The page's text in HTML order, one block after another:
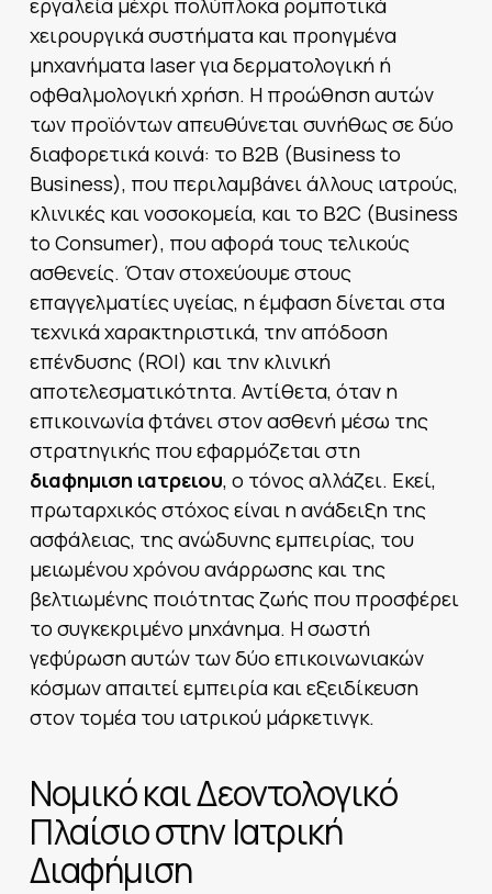
εργαλεία μέχρι πολύπλοκα ρομποτικά
χειρουργικά συστήματα και προηγμένα
μηχανήματα laser για δερματολογική ή
οφθαλμολογική χρήση. Η προώθηση αυτών
των προϊόντων απευθύνεται συνήθως σε δύο
διαφορετικά κοινά: το B2B (Business to
Business), που περιλαμβάνει άλλους ιατρούς,
κλινικές και νοσοκομεία, και το B2C (Business
to Consumer), που αφορά τους τελικούς
ασθενείς. Όταν στοχεύουμε στους
επαγγελματίες υγείας, η έμφαση δίνεται στα
τεχνικά χαρακτηριστικά, την απόδοση
επένδυσης (ROI) και την κλινική
αποτελεσματικότητα. Αντίθετα, όταν η
επικοινωνία φτάνει στον ασθενή μέσω της
στρατηγικής που εφαρμόζεται στη
διαφημιση ιατρειου, ο τόνος αλλάζει. Εκεί,
πρωταρχικός στόχος είναι η ανάδειξη της
ασφάλειας, της ανώδυνης εμπειρίας, του
μειωμένου χρόνου ανάρρωσης και της
βελτιωμένης ποιότητας ζωής που προσφέρει
το συγκεκριμένο μηχάνημα. Η σωστή
γεφύρωση αυτών των δύο επικοινωνιακών
κόσμων απαιτεί εμπειρία και εξειδίκευση
στον τομέα του ιατρικού μάρκετινγκ.
Νομικό και Δεοντολογικό
Πλαίσιο στην Ιατρική
Διαφήμιση